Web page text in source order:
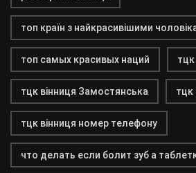
топ країн з найкрасивішими
топ самых красивых наций тцк
тцк вінниця Замостянська тцк
тцк вінниця номер телефону
что делать если болит зуб а